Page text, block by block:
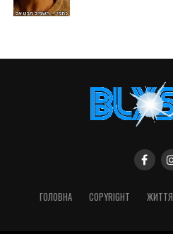
ГОЛОВНА COPYRIGHT ЖИТТЯ